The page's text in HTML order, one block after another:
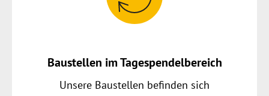
Baustellen im Tagespendelbereich
Unsere Baustellen befinden sich